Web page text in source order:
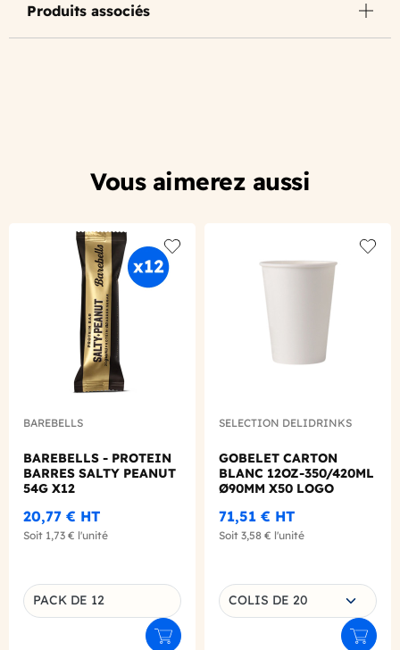
Produits associés
Vous aimerez aussi
Add to wishlist
BAREBELLS
BAREBELLS - PROTEIN
BARRES SALTY PEANUT
54G X12
20,77 € HT
Soit 1,73 € l'unité
Déclinaison du produit
PACK DE 12
Ajouter au panier
SELECTION DELIDRINKS
GOBELET CARTON
BLANC 12OZ-350/420ML
Ø90MM X50 LOGO
71,51 € HT
Soit 3,58 € l'unité
Choisissez une déclinaison
COLIS DE 20